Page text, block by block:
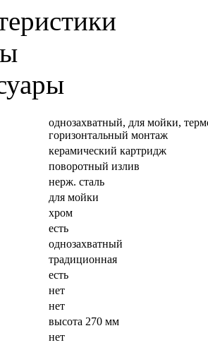
однозахватный, для мойки,
горизонтальный монтаж
керамический картридж
поворотный излив
нерж. сталь
для мойки
хром
есть
однозахватный
традиционная
есть
нет
нет
высота 270 мм
нет